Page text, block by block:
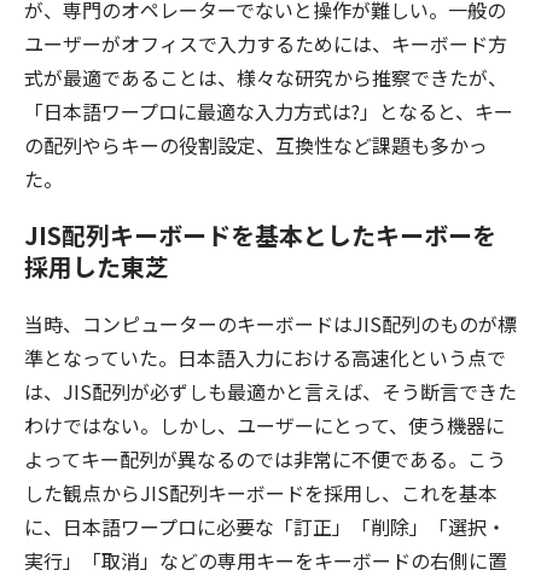
が、専門のオペレーターでないと操作が難しい。一般の
ユーザーがオフィスで入力するためには、キーボード方
式が最適であることは、様々な研究から推察できたが、
「日本語ワープロに最適な入力方式は?」となると、キー
の配列やらキーの役割設定、互換性など課題も多かっ
た。
JIS配列キーボードを基本としたキーボーを
採用した東芝
当時、コンピューターのキーボードはJIS配列のものが標
準となっていた。日本語入力における高速化という点で
は、JIS配列が必ずしも最適かと言えば、そう断言できた
わけではない。しかし、ユーザーにとって、使う機器に
よってキー配列が異なるのでは非常に不便である。こう
した観点からJIS配列キーボードを採用し、これを基本
に、日本語ワープロに必要な「訂正」「削除」「選択・
実行」「取消」などの専用キーをキーボードの右側に置